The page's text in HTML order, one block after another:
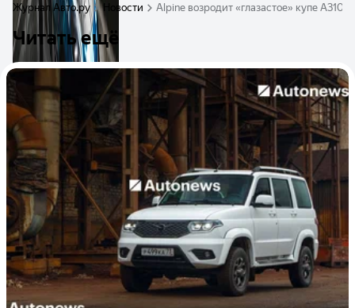
Журнал Авто.ру Новости Alpine возродит «глазастое» купе A310
Читать ещё